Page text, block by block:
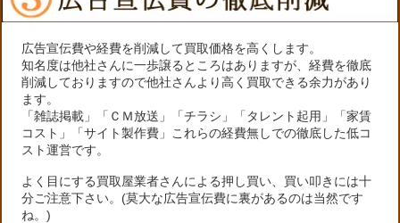
広告宣伝費や経費を削減して買取価格を高くします。
知名度は他社さんに一歩譲るところはありますが、経費を徹底
削減しておりますので他社さんより高く買取できる余力があり
ます。
「雑誌掲載」「ＣＭ放送」「チラシ」「タレント起用」「家賃
コスト」「サイト製作費」これらの経費無しでの徹底した低コ
スト運営です。
よく目にする買取屋業者さんによる押し買い、買い叩きには十
分ご注意下さい。(莫大な広告宣伝費に裏があるのは当然です
ね。)